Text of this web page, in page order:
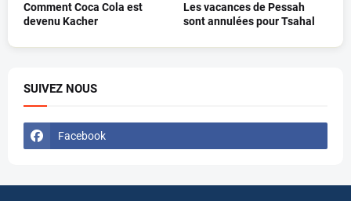
Comment Coca Cola est
devenu Kacher
Les vacances de Pessah
sont annulées pour Tsahal
SUIVEZ NOUS
Facebook